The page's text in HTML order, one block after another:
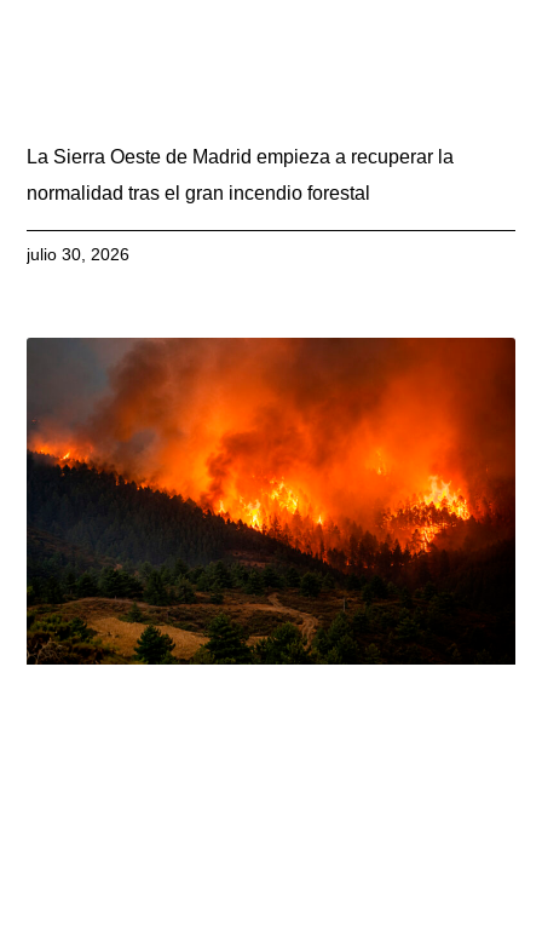
La Sierra Oeste de Madrid empieza a recuperar la
normalidad tras el gran incendio forestal
julio 30, 2026